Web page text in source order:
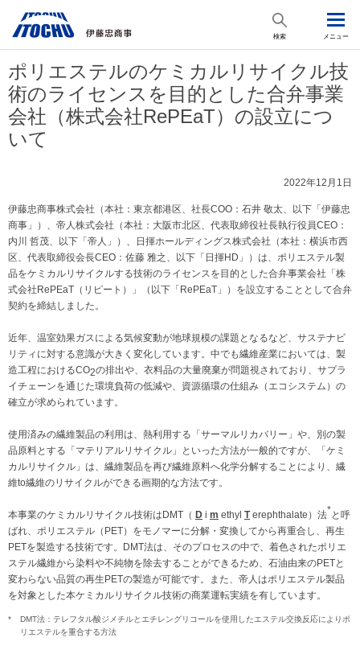
検索 メニュー
ポリエステルのケミカルリサイクル技
術のライセンスを目的とした合弁事業
会社（株式会社RePEaT）の設立につ
いて
2022年12月1日
伊藤忠商事株式会社（本社：東京都港区、社長COO：石井 敬太、以下「伊藤忠
商事」）、帝人株式会社（本社：大阪市北区、代表取締役社長執行役員CEO：
内川 哲茂、以下「帝人」）、日揮ホールディングス株式会社（本社：横浜市西
区、代表取締役会長CEO：佐藤 雅之、以下「日揮HD」）は、ポリエステル製
品をケミカルリサイクルする技術のライセンスを目的とした合弁事業会社「株
式会社RePEaT（リピート）」（以下「RePEaT」）を設立することとして合弁
契約を締結しました。
近年、温室効果ガスによる気候変動が地球規模の課題となるなど、サステナビ
リティに対する意識が大きく変化しています。中でも繊維産業においては、製
造工程におけるCO2の排出や、衣料品の大量廃棄が問題視されており、サプラ
イチェーンを通じた環境負荷の低減や、資源循環の仕組み（エコシステム）の
確立が求められています。
使用済みの繊維製品の利用は、熱利用する「サーマルリカバリー」や、別の製
品原料とする「マテリアルリサイクル」といった方法が一般的ですが、「ケミ
カルリサイクル」は、繊維製品を再び繊維原料へ化学分解することにより、繊
維to繊維のリサイクルができる画期的な方法です。
本事業のケミカルリサイクル技術はDMT（ D i m ethyl T erephthalate）法*と呼
ばれ、ポリエステル（PET）をモノマーに分解・変換してから再重合し、再生
PETを製造する技術です。DMT法は、そのプロセスの中で、着色されたポリエ
ステル繊維から染料や不純物を除去することができるため、石油由来のPETと
変わらない品質の再生PETの製造が可能です。また、帝人はポリエステル製品
を対象とした本ケミカルリサイクル技術の商業運転実績を有しています。
*
DMT法：テレフタル酸ジメチルとエチレングリコールを使用したエステル交換反応によりポ
リエステルを重合する方法